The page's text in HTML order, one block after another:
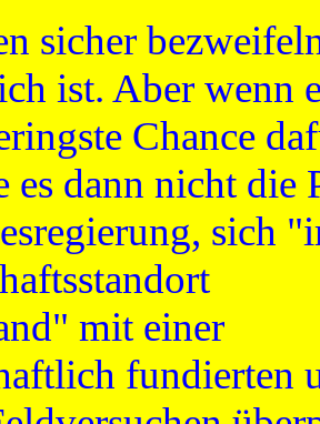
sicher
ist. Aber wenn
Chance
es dann nicht die
sich
mit einer
fundierten